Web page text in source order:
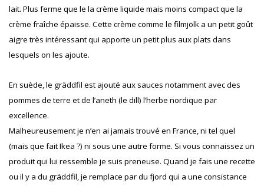
lait. Plus ferme que le la crème liquide mais moins compact que la
crème fraîche épaisse. Cette crème comme le filmjölk a un petit goût
aigre très intéressant qui apporte un petit plus aux plats dans
lesquels on les ajoute.
En suède, le gräddfil est ajouté aux sauces notamment avec des
pommes de terre et de l’aneth (le dill) l’herbe nordique par
excellence.
Malheureusement je n’en ai jamais trouvé en France, ni tel quel
(mais que fait Ikea ?) ni sous une autre forme. Si vous connaissez un
produit qui lui ressemble je suis preneuse. Quand je fais une recette
ou il y a du gräddfil, je remplace par du fjord qui a une consistance